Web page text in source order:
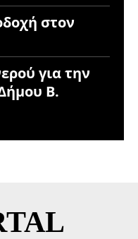
στον
για την
Β.